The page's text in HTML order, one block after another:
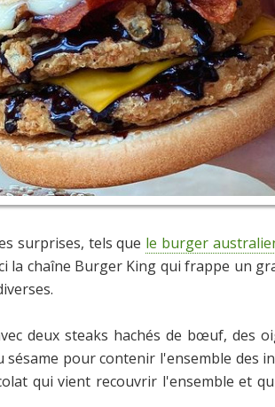
surprises, tels que le burger
la chaîne Burger King qui frappe un
deux steaks hachés de bœuf, des
pour contenir l'ensemble des
qui vient recouvrir l'ensemble et